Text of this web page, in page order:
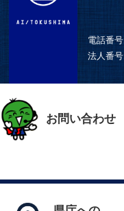
電話番
法人番
お問い合わせ